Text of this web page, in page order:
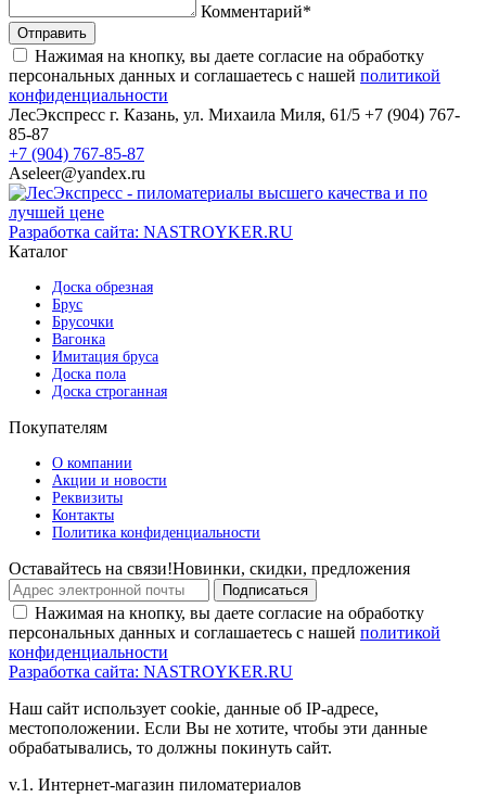
Комментарий*
Отправить
Нажимая на кнопку, вы даете согласие на обработку
персональных данных и соглашаетесь с нашей политикой
конфиденциальности
ЛесЭкспресс г. Казань, ул. Михаила Миля, 61/5 +7 (904) 767-
85-87
+7 (904) 767-85-87
Aseleer@yandex.ru
Разработка сайта: NASTROYKER.RU
Каталог
Доска обрезная
Брус
Брусочки
Вагонка
Имитация бруса
Доска пола
Доска строганная
Покупателям
О компании
Акции и новости
Реквизиты
Контакты
Политика конфиденциальности
Оставайтесь на связи!Новинки, скидки, предложения
Подписаться
Нажимая на кнопку, вы даете согласие на обработку
персональных данных и соглашаетесь с нашей политикой
конфиденциальности
Разработка сайта: NASTROYKER.RU
Наш сайт использует cookie, данные об IP-адресе,
местоположении. Если Вы не хотите, чтобы эти данные
обрабатывались, то должны покинуть сайт.
v.1. Интернет-магазин пиломатериалов